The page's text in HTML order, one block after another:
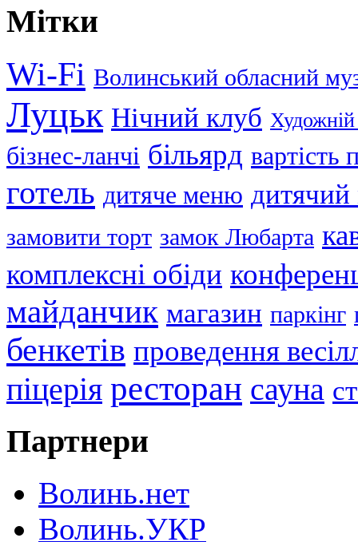
Мітки
Wi-Fi Волинський обласний
Луцьк Нічний клуб
бізнес-ланчі більярд вартість
готель дитяче меню
замовити торт замок Любарта
комплексні обіди
майданчик магазин паркінг
бенкетів проведення
піцерія ресторан сауна
Партнери
Волинь.нет
Волинь.УКР